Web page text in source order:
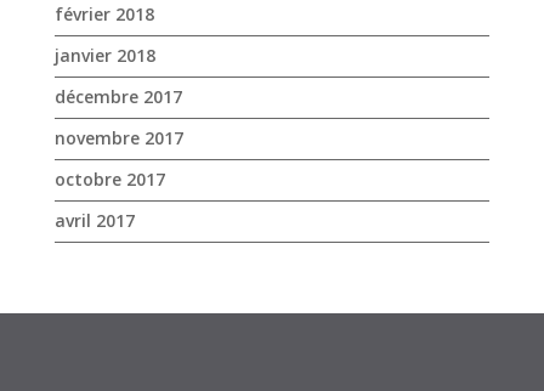
février 2018
janvier 2018
décembre 2017
novembre 2017
octobre 2017
avril 2017